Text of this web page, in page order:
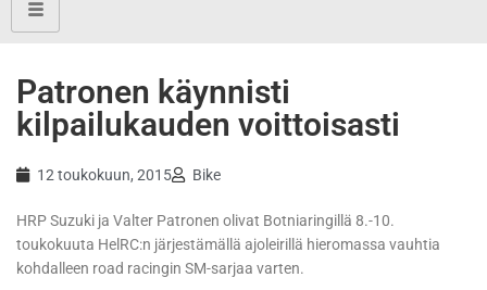
Patronen käynnisti
kilpailukauden voittoisasti
12 toukokuun, 2015 Bike
HRP Suzuki ja Valter Patronen olivat Botniaringillä 8.-10.
toukokuuta HelRC:n järjestämällä ajoleirillä hieromassa vauhtia
kohdalleen road racingin SM-sarjaa varten.